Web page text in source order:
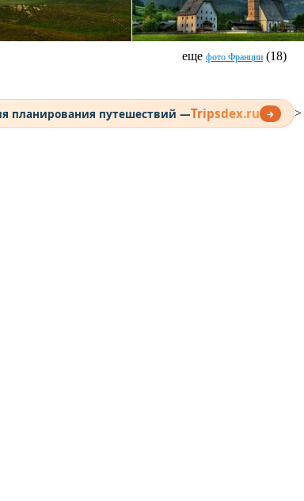
еще фото Франции (18)
планирования путешествий —Tripsdex.ru → >